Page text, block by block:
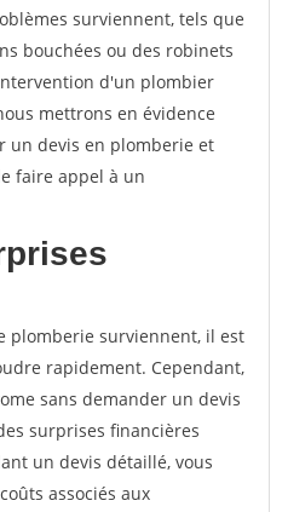
surviennent, tels que
bouchées ou des robinets
d'un plombier
mettrons en évidence
un devis en plomberie et
faire appel à un
plomberie surviennent, il est
rapidement. Cependant,
sans demander un devis
surprises financières
un devis détaillé, vous
associés aux